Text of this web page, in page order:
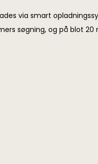
via smart
søgning, og på blot